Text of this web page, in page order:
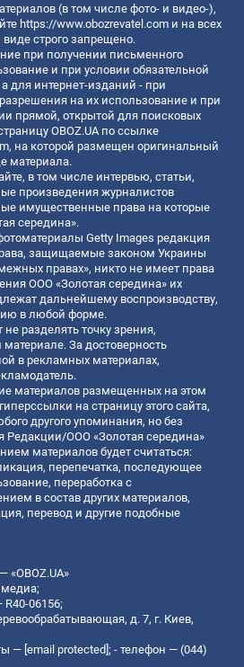
(в том числе фото- и видео-),
https://www.obozrevatel.com и на всех
строго запрещено.
при получении письменного
и при условии обязательной
для интернет-изданий - при
на их использование и при
прямой, открытой для поисковых
OBOZ.UA по ссылке
, на которой размещен оригинальный
материала.
в том числе интервью, статьи,
произведения журналистов
имущественные права на которые
середина».
Getty Images редакция
защищаемые законом Украины
правах», никто не имеет права
ООО «Золотая середина» их
дальнейшему воспроизводству,
в любой форме.
разделять точку зрения,
За достоверность
в рекламных материалах,
материалов размещенных на этом
на страницу этого сайта,
другого упоминания, но без
Редакции/ООО «Золотая середина»
материалов будет считаться:
перепечатка, последующее
переработка с
в состав других материалов,
перевод и другие подобные
«OBOZ.UA»
медиа;
06156;
д. 7, г. Киев,
— [email protected]; - телефон — (044)